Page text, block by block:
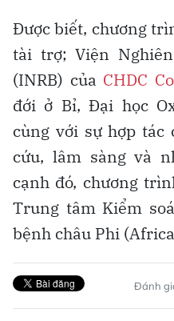
Được biết, chương
tài trợ; Viện
(INRB) của CHDC
đới ở Bỉ, Đại học
cùng với sự hợp tác
cứu, lâm sàng và
cạnh đó, chương
Trung tâm Kiểm
bệnh châu Phi
Đánh